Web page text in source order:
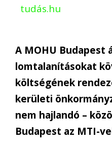
tudás.hu
A MOHU Budapest
lomtalanításokat
költségének
kerületi
nem hajlandó –
Budapest az MTI-